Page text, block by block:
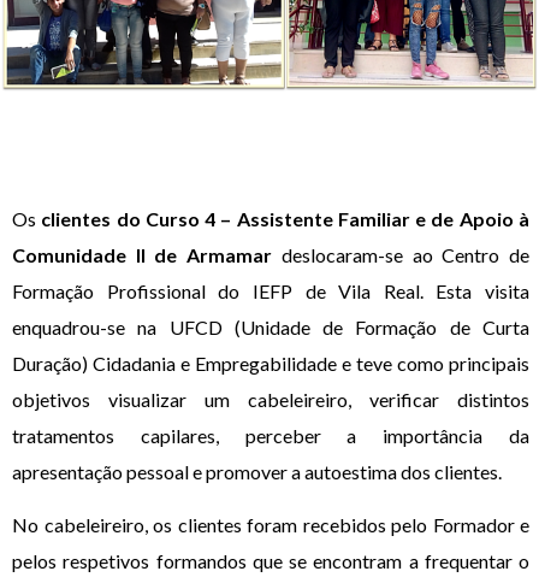
Os clientes do Curso 4 – Assistente Familiar e de Apoio à
Comunidade II de Armamar deslocaram-se ao Centro de
Formação Profissional do IEFP de Vila Real. Esta visita
enquadrou-se na UFCD (Unidade de Formação de Curta
Duração) Cidadania e Empregabilidade e teve como principais
objetivos visualizar um cabeleireiro, verificar distintos
tratamentos capilares, perceber a importância da
apresentação pessoal e promover a autoestima dos clientes.
No cabeleireiro, os clientes foram recebidos pelo Formador e
pelos respetivos formandos que se encontram a frequentar o